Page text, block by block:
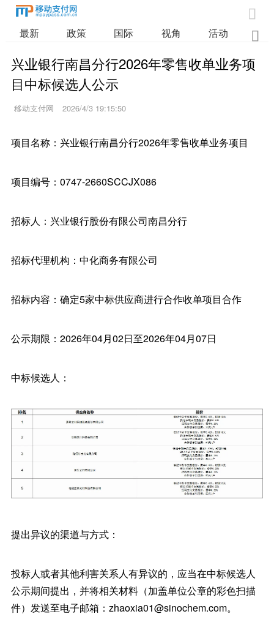

最新 政策 国际 视角 活动 业

兴业银行南昌分行2026年零售收单业务项
目中标候选人公示
移动支付网 2026/4/3 19:15:50
项目名称：兴业银行南昌分行2026年零售收单业务项目
项目编号：0747-2660SCCJX086
招标人：兴业银行股份有限公司南昌分行
招标代理机构：中化商务有限公司
招标内容：确定5家中标供应商进行合作收单项目合作
公示期限：2026年04月02日至2026年04月07日
中标候选人：
提出异议的渠道与方式：
投标人或者其他利害关系人有异议的，应当在中标候选人
公示期间提出，并将相关材料（加盖单位公章的彩色扫描
件）发送至电子邮箱：zhaoxia01@sinochem.com。